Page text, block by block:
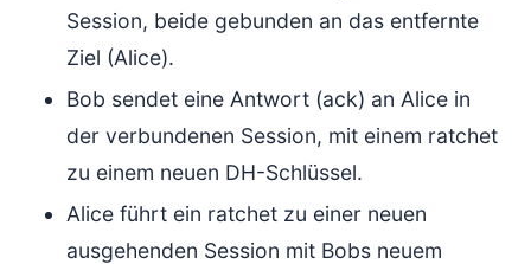
Session, beide gebunden an das entfernte
Ziel (Alice).
Bob sendet eine Antwort (ack) an Alice in
der verbundenen Session, mit einem ratchet
zu einem neuen DH-Schlüssel.
Alice führt ein ratchet zu einer neuen
ausgehenden Session mit Bobs neuem